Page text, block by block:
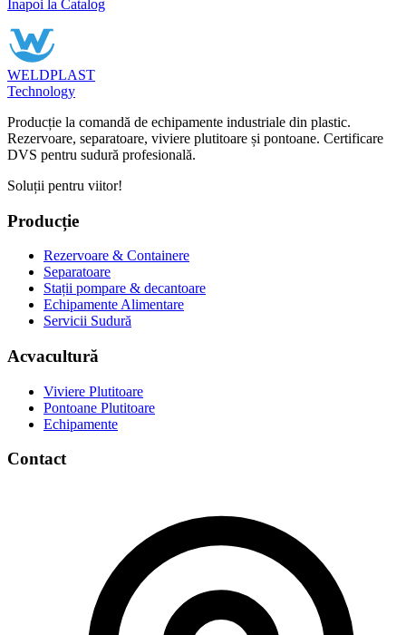
Înapoi la Catalog
WELDPLAST
Technology
Producție la comandă de echipamente industriale din plastic.
Rezervoare, separatoare, viviere plutitoare și pontoane. Certificare
DVS pentru sudură profesională.
Soluții pentru viitor!
Producție
Rezervoare & Containere
Separatoare
Stații pompare & decantoare
Echipamente Alimentare
Servicii Sudură
Acvacultură
Viviere Plutitoare
Pontoane Plutitoare
Echipamente
Contact